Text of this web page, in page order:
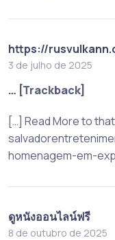
https://
3 de julho de 2025
… [Trackback]
[…] Read More to
homenagem-em-
ดูหนังออนไลน์ฟรี
8 de outubro de 2025